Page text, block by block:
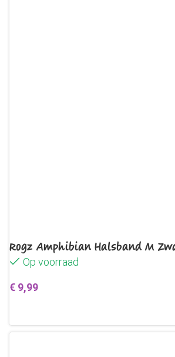
Rogz Amphibian Halsband M
Op voorraad
€ 9,99